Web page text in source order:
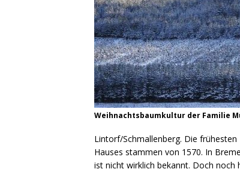
Weihnachtsbaumkultur der Familie
Lintorf/Schmallenberg. Die
Hauses stammen von 1570. In
ist nicht wirklich bekannt. Doch noch